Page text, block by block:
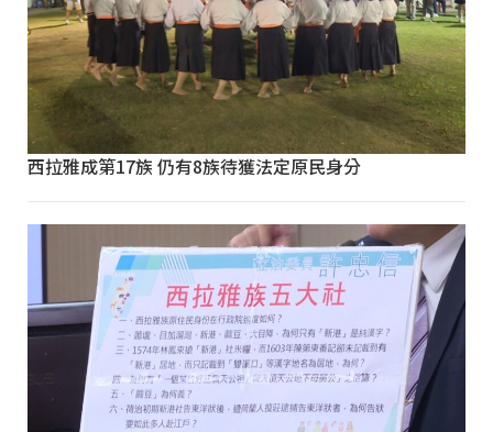
西拉雅成第17族 仍有8族待獲法定原民身分